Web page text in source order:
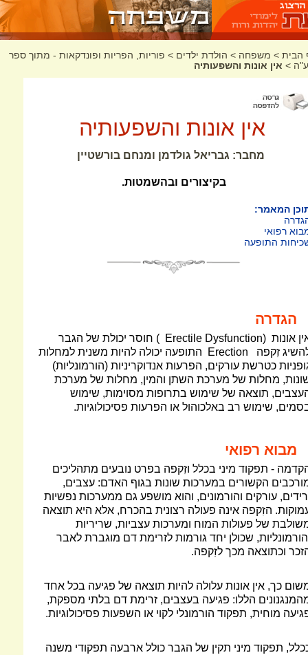
הבית > משפחה > הולדת ילדים > פוריות, הפריות ופונדקאות - מתוך ספר
> אין אונות והשפעותיה
אין אונות והשפעותיה
מחבר: גבריאל גולדמן ומנחם בורשטיין
בקיצורים ובהשמטות.
המאמר:
רפואי
התופעה
הגדרה
אונות Erectile Dysfunction) ) חוסר יכולת של הגבר
זִקפה
Erection
התופעה יכולה להיות משנית למחלות
כטרשת עורקים, הפרעות אנדוקריניות (הורמונליות)
מחלות של מערכת השתן והמין, מחלות של מערכת
תוצאה של שימוש בתרופות מסוימות, שימוש
שימוש רב באלכוהול או הפרעות פסיכולוגיות.
מבוא רפואי
- תפקוד מיני בכלל וזִקפה בפרט נובעים מתהליכים
הקשורים במערכות שונות בגוף האדם: עצבים,
עורקים והורמונים, והוא מושפע גם ממערכות נפשיות
הזִקפה אינה פעולה רצונית בהכרח, אלא היא תוצאה
של פעולות המוח ומערכות עצביות, שריריות
שכולן יחד גורמות לזרימת דם מוגברת לאבר
וכתוצאה מכך לזִקפה.
כך, אין אונות עלולה להיות תוצאה של פגיעה בכל אחד
הללו: פגיעה בעצבים, זרימת דם בלתי מספקת,
מוחית, תפקוד הורמונלי לקוי או השפעות פסיכולוגיות.
תפקוד מיני תקין של הגבר כולל ארבעה תפקודי משנה